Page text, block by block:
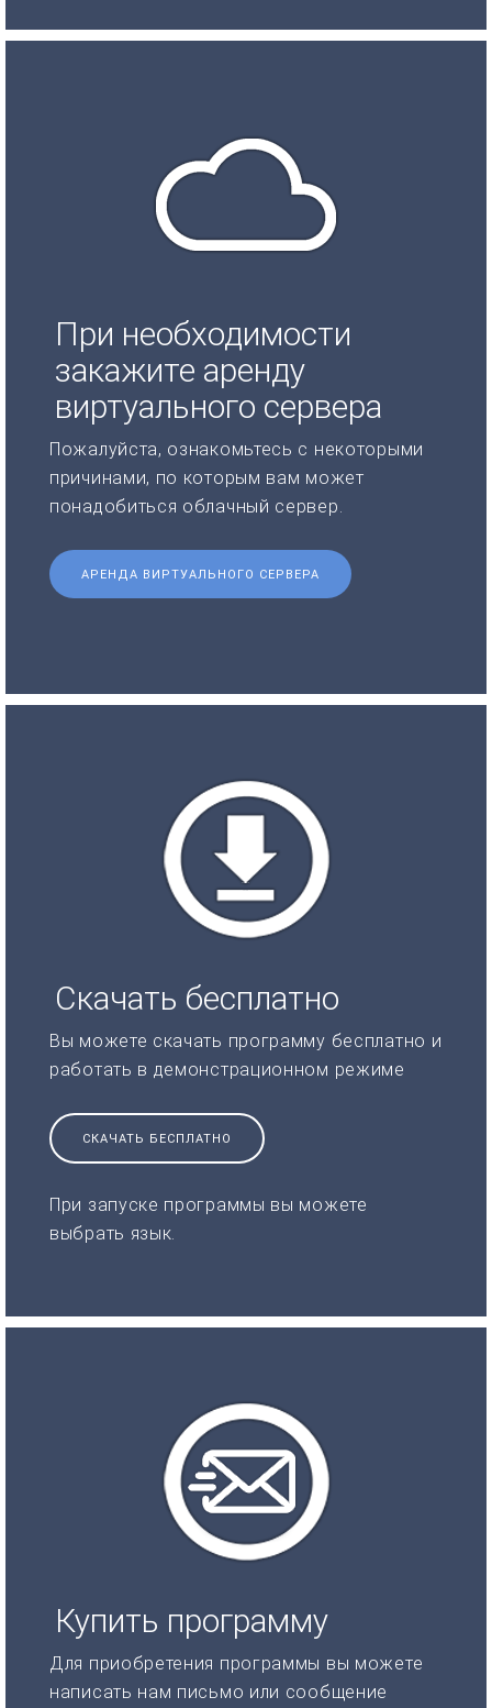
При необходимости
закажите аренду
виртуального сервера
Пожалуйста, ознакомьтесь с некоторыми
причинами, по которым вам может
понадобиться облачный сервер.
АРЕНДА ВИРТУАЛЬНОГО СЕРВЕРА
Скачать бесплатно
Вы можете скачать программу бесплатно и
работать в демонстрационном режиме
СКАЧАТЬ БЕСПЛАТНО
При запуске программы вы можете
выбрать язык.
Купить программу
Для приобретения программы вы можете
написать нам письмо или сообщение